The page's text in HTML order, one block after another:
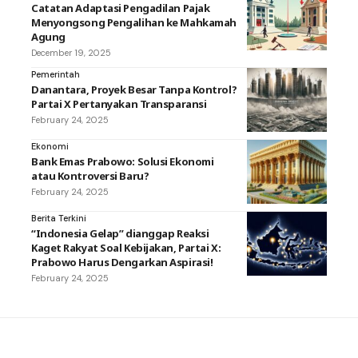
Catatan Adaptasi Pengadilan Pajak
Menyongsong Pengalihan ke Mahkamah
Agung
December 19, 2025
Pemerintah
Danantara, Proyek Besar Tanpa Kontrol?
Partai X Pertanyakan Transparansi
February 24, 2025
Ekonomi
Bank Emas Prabowo: Solusi Ekonomi
atau Kontroversi Baru?
February 24, 2025
Berita Terkini
“Indonesia Gelap” dianggap Reaksi
Kaget Rakyat Soal Kebijakan, Partai X:
Prabowo Harus Dengarkan Aspirasi!
February 24, 2025